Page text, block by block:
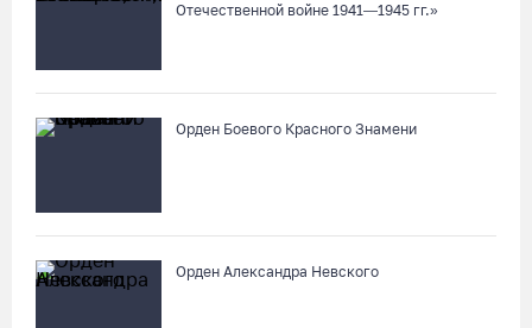
Отечественной войне 1941—1945 гг.»
Орден Боевого Красного Знамени
Орден Александра Невского